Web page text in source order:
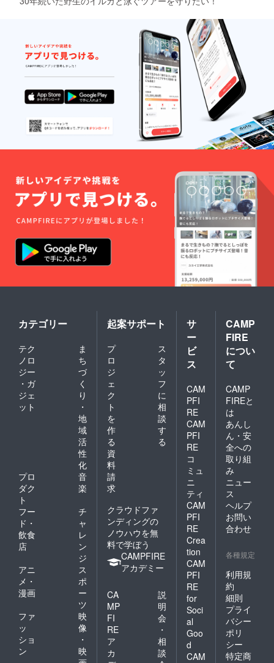
カテゴリー
テク
ノロ
ジー
・ガ
ジェ
ット
ま
ち
づ
く
り
・
地
域
活
性
化
プロ
ダク
ト
音
楽
フー
ド・
飲食
店
チ
ャ
レ
ン
ジ
アニ
メ・
漫画
ス
ポ
ー
ツ
ファ
ッ
ショ
ン
映
像
・
映
起案サポート
プ
ロ
ジ
ェ
ク
ト
を
作
る
ス
タ
ッ
フ
に
相
談
す
る
資
料
請
求
クラウドファ
ンディングの
ノウハウを無
料で学ぼう
CAMPFIRE
アカデミー
CA
MP
FI
RE
ア
カ
説
明
会
・
相
談
サ
ー
ビ
ス
CAM
PFI
RE
CAM
PFI
RE
コ
ミュ
ニ
ティ
CAM
PFI
RE
Crea
tion
CAM
PFI
RE
for
Soci
al
Goo
d
CAM
CAMP
FIRE
につい
て
CAMP
FIREと
は
あんし
ん・安
全への
取り組
み
ニュー
ス
ヘルプ
お問い
合わせ
各種規定
利用規
約
細則
プライ
バシー
ポリ
シー
特定商